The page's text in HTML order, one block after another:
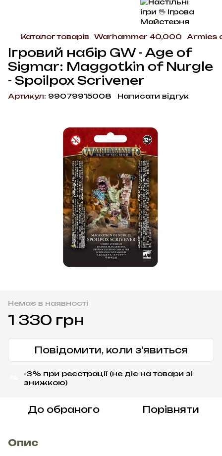
Каталог товарів Warhammer 40,000 Armies
Ігровий набір GW - Age of
Sigmar: Maggotkin of Nurgle
- Spoilpox Scrivener
Артикул: 99079915008 Написати відгук
Немає в наявності
1 330 грн
Повідомити, коли з'явиться
-3% при реєстрації (не діє на товари зі
знижкою)
До обраного Порівняти
Опис